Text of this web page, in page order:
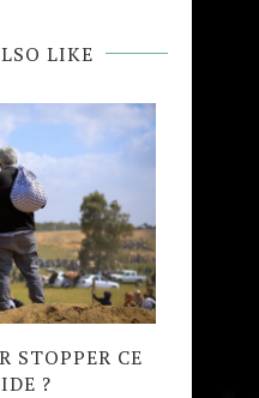
LIKE
STOPPER CE
?